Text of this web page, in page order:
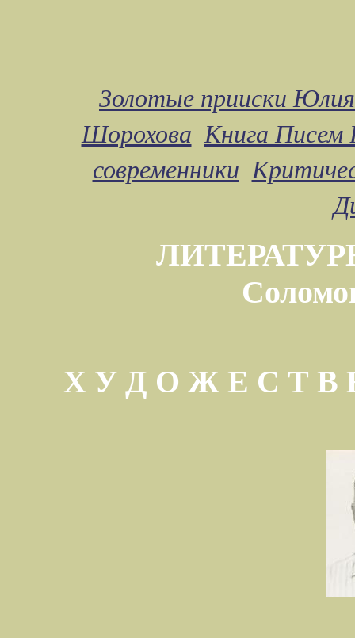
Золотые прииски
Шорохова Книга Писем
современники
Х У Д О Ж Е С Т